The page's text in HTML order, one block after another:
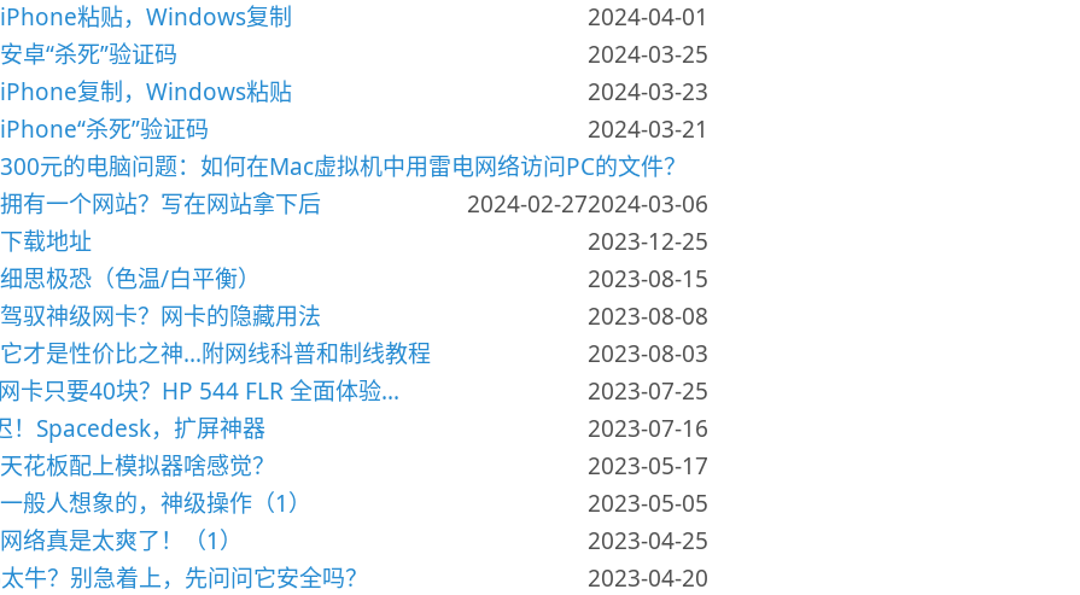
粘贴，Windows复制
2024-04-01
卓“杀死”验证码
2024-03-25
复制，Windows粘贴
2024-03-23
杀死”验证码
2024-03-21
元的电脑问题：如何在Mac虚拟机中用雷电网络访问PC的文件？
2024-03-06
有一个网站？写在网站拿下后
2024-02-27
载地址
2023-12-25
思极恐（色温/白平衡）
2023-08-15
驭神级网卡？网卡的隐藏用法
2023-08-08
才是性价比之神...附网线科普和制线教程
2023-08-03
卡只要40块？HP 544 FLR 全面体验...
2023-07-25
！Spacedesk，扩屏神器
2023-07-16
花板配上模拟器啥感觉？
2023-05-17
般人想象的，神级操作（1）
2023-05-05
络真是太爽了！（1）
2023-04-25
牛？别急着上，先问问它安全吗？
2023-04-20